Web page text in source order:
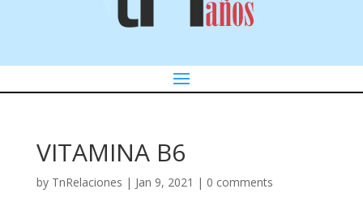
VITAMINA B6
by TnRelaciones | Jan 9, 2021 | 0 comments